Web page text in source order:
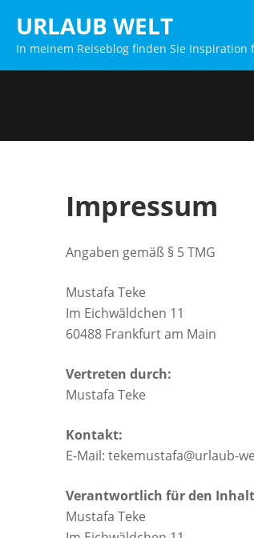
Inhalt
springen
URLAUB WELT
In meinem Reiseblog finden Sie
Impressum
Angaben gemäß § 5 TMG
Mustafa Teke
Im Eichwäldchen 11
60488 Frankfurt am Main
Vertreten durch:
Mustafa Teke
Kontakt:
E-Mail: tekemustafa@urlaub-
Verantwortlich für den Inhalt
Mustafa Teke